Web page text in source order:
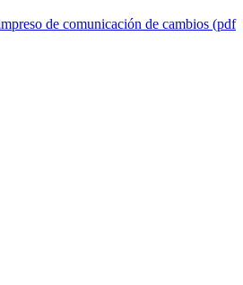
de comunicación de cambios (pdf